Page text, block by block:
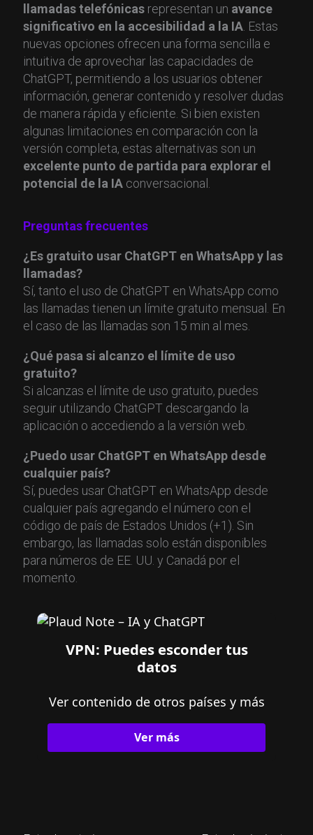
llamadas telefónicasrepresentan un avance
significativo en la accesibilidad a la IA. Estas
nuevas opciones ofrecen una forma sencilla e
intuitiva de aprovechar las capacidades de
ChatGPT, permitiendo a los usuarios obtener
información, generar contenido y resolver dudas
de manera rápida y eficiente. Si bien existen
algunas limitaciones en comparación con la
versión completa, estas alternativas son un
excelente punto de partida para explorar el
potencial de la IAconversacional.
Preguntas frecuentes
¿Es gratuito usar ChatGPT en WhatsApp y las
llamadas?
Sí, tanto el uso de ChatGPT en WhatsApp como
las llamadas tienen un límite gratuito mensual. En
el caso de las llamadas son 15 min al mes.
¿Qué pasa si alcanzo el límite de uso
gratuito?
Si alcanzas el límite de uso gratuito, puedes
seguir utilizando ChatGPT descargando la
aplicación o accediendo a la versión web.
¿Puedo usar ChatGPT en WhatsApp desde
cualquier país?
Sí, puedes usar ChatGPT en WhatsApp desde
cualquier país agregando el número con el
código de país de Estados Unidos (+1). Sin
embargo, las llamadas solo están disponibles
para números de EE. UU. y Canadá por el
momento.
VPN: Puedes esconder tus
datos
Ver contenido de otros países y más
Ver más